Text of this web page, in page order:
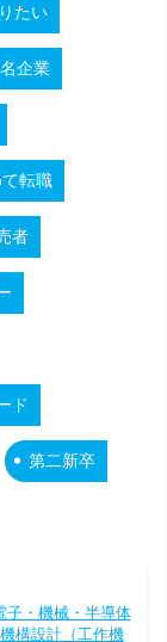
たい
企業
転職
者
ド
第二新卒
子・機械・半導体
構設計（工作機